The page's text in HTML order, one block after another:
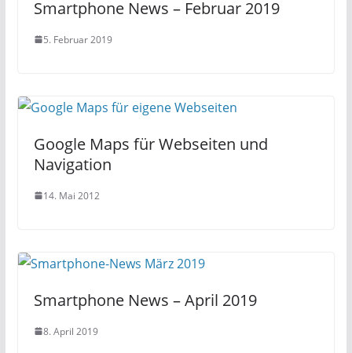
Smartphone News – Februar 2019
5. Februar 2019
Google Maps für Webseiten und
Navigation
14. Mai 2012
Smartphone News – April 2019
8. April 2019